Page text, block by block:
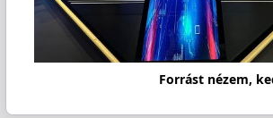
Forrást nézem,